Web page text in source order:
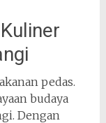
pedas.
budaya
Dengan